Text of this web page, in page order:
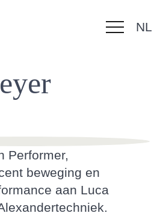
NL
Performer,
beweging en
aan Luca